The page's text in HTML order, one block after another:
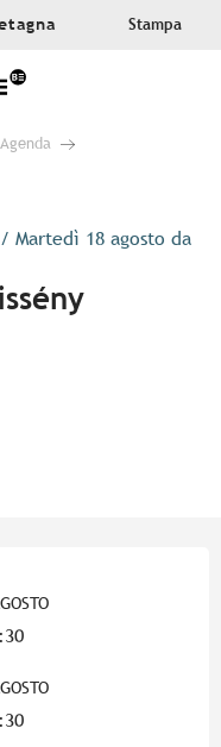
Stampa
Agenda
Martedì 18 agosto da